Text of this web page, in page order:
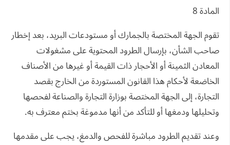
المادة 8
تقوم الجهة المختصة بالجمارك أو مستودعات البريد، بعد إخطار
صاحب الشأن، بإرسال الطرود المحتوية على مشغولات
المعادن الثمينة أو الأحجار ذات القيمة أو غيرها من الأصناف
الخاضعة لأحكام هذا القانون المستوردة من الخارج بقصد
التجارة، إلى الجهة المختصة بوزارة التجارة والصناعة لفحصها
وتحليلها ودمغها أو للتأكد من أنها مدموغة بختم معترف به.
وعند تقديم الطرود مباشرة للفحص والدمغ، يجب على مقدمها